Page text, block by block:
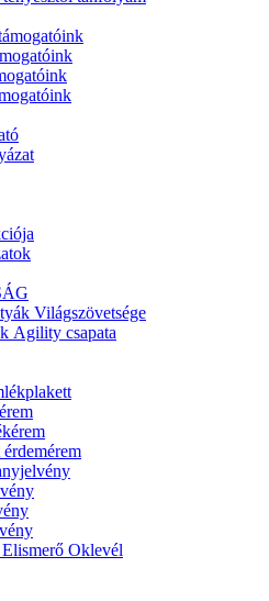
Világszövetsége
Agility csapata
Oklevél